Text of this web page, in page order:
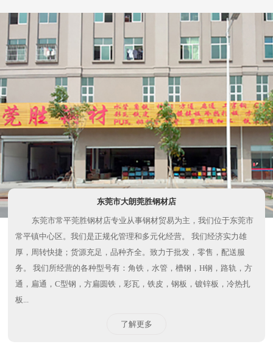
东莞市大朗莞胜钢材店
东莞市常平莞胜钢材店专业从事钢材贸易为主，我们位于东莞市
常平镇中心区。我们是正规化管理和多元化经营。 我们经济实力雄
厚，周转快捷；货源充足，品种齐全。致力于批发，零售，配送服
务。 我们所经营的各种型号有：角铁，水管，槽钢，H钢，路轨，方
通，扁通，C型钢，方扁圆铁，彩瓦，铁皮，钢板，镀锌板，冷热扎
板...
了解更多